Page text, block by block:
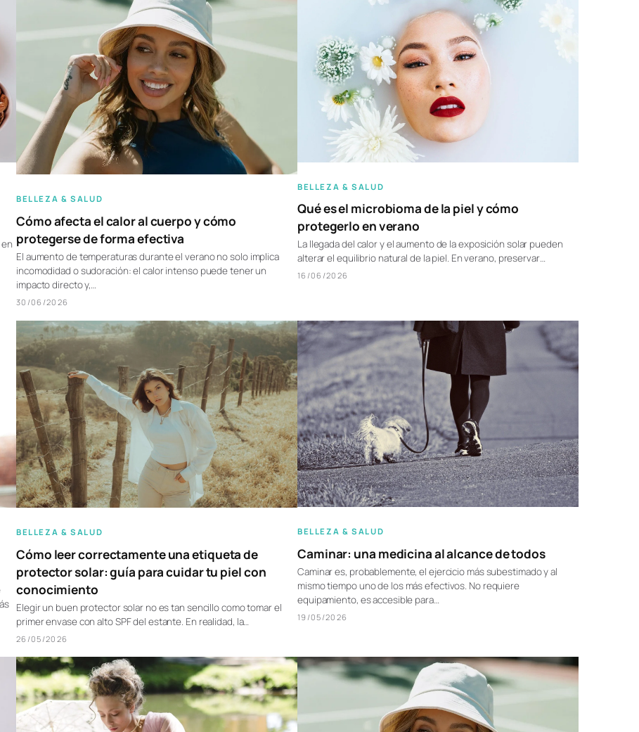
BELLEZA & SALUD
Cómo afecta el calor al cuerpo y cómo
protegerse de forma efectiva
El aumento de temperaturas durante el verano no solo implica
incomodidad o sudoración: el calor intenso puede tener un
impacto directo y,…
30/06/2026
BELLEZA & SALUD
Qué es el microbioma de la piel y cómo
protegerlo en verano
La llegada del calor y el aumento de la exposición solar pueden
alterar el equilibrio natural de la piel. En verano, preservar…
16/06/2026
BELLEZA & SALUD
Cómo leer correctamente una etiqueta de
protector solar: guía para cuidar tu piel con
conocimiento
Elegir un buen protector solar no es tan sencillo como tomar el
primer envase con alto SPF del estante. En realidad, la…
26/05/2026
BELLEZA & SALUD
Caminar: una medicina al alcance de todos
Caminar es, probablemente, el ejercicio más subestimado y al
mismo tiempo uno de los más efectivos. No requiere
equipamiento, es accesible para…
19/05/2026